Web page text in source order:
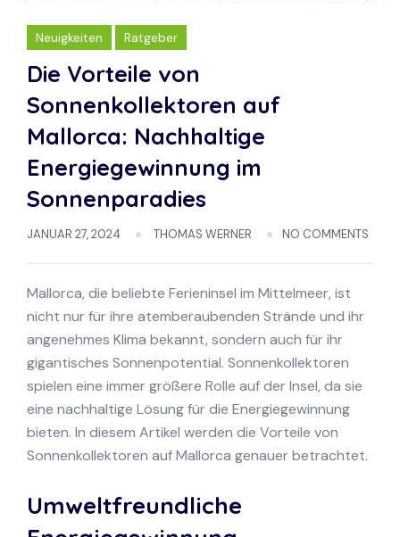
Neuigkeiten Ratgeber
Die Vorteile von
Sonnenkollektoren auf
Mallorca: Nachhaltige
Energiegewinnung im
Sonnenparadies
JANUAR 27, 2024 THOMAS WERNER NO COMMENTS
Mallorca, die beliebte Ferieninsel im Mittelmeer, ist
nicht nur für ihre atemberaubenden Strände und ihr
angenehmes Klima bekannt, sondern auch für ihr
gigantisches Sonnenpotential. Sonnenkollektoren
spielen eine immer größere Rolle auf der Insel, da sie
eine nachhaltige Lösung für die Energiegewinnung
bieten. In diesem Artikel werden die Vorteile von
Sonnenkollektoren auf Mallorca genauer betrachtet.
Umweltfreundliche